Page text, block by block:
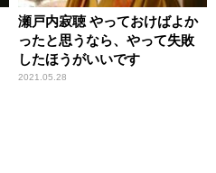
瀬戸内寂聴 やっておけばよか
ったと思うなら、やって失敗
したほうがいいです
2021.05.28